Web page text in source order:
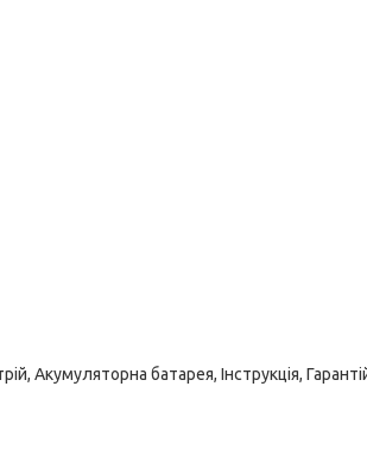
Акумуляторна батарея, Інструкція,